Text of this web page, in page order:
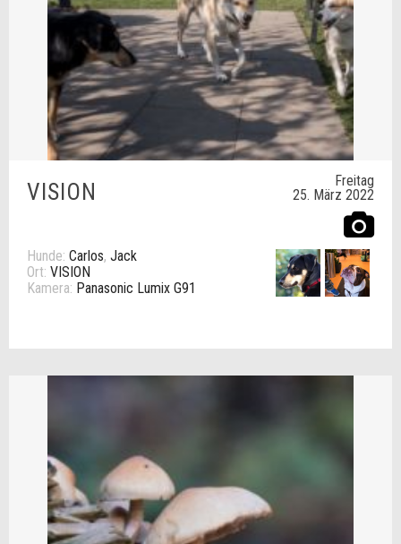
Freitag
25. März 2022
VISION
Hunde: Carlos, Jack
Ort: VISION
Kamera: Panasonic Lumix G91